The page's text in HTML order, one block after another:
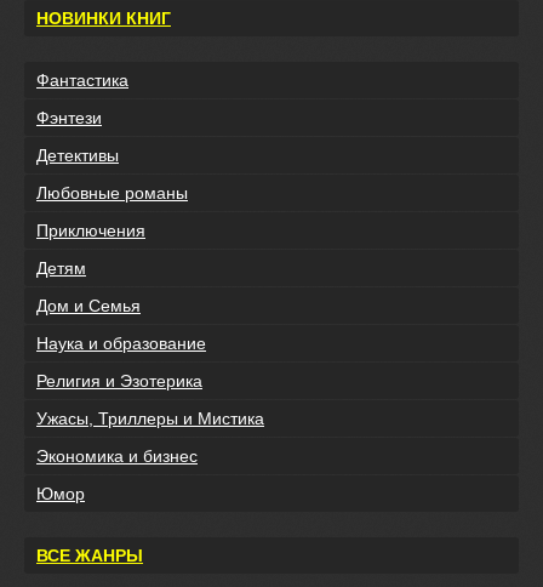
НОВИНКИ КНИГ
Фантастика
Фэнтези
Детективы
Любовные романы
Приключения
Детям
Дом и Семья
Наука и образование
Религия и Эзотерика
Ужасы, Триллеры и Мистика
Экономика и бизнес
Юмор
ВСЕ ЖАНРЫ